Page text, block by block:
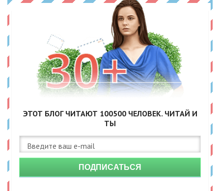
ЭТОТ БЛОГ ЧИТАЮТ 100500ЧЕЛОВЕК. ЧИТАЙ И
ТЫ
ПОДПИСАТЬСЯ